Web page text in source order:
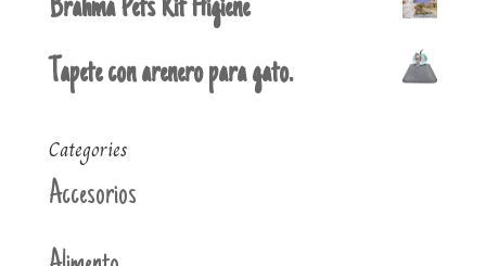
Brahma Pets Kit Higiene
Tapete con arenero para gato.
Categories
Accesorios